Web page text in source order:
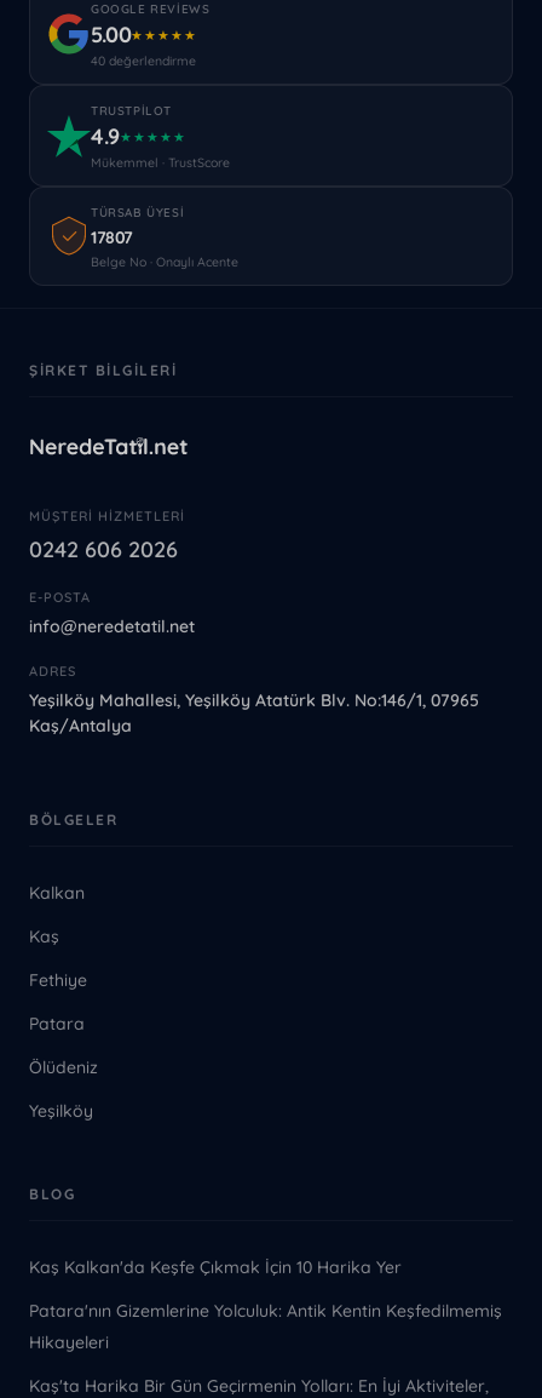
GOOGLE REVIEWS
5.00★★★★★
40 değerlendirme
TRUSTPILOT
4.9★★★★★
Mükemmel · TrustScore
TÜRSAB ÜYESI
17807
Belge No · Onaylı Acente
ŞIRKET BILGILERI
MÜŞTERI HIZMETLERI
0242 606 2026
E-POSTA
info@neredetatil.net
ADRES
Yeşilköy Mahallesi, Yeşilköy Atatürk Blv. No:146/1, 07965
Kaş/Antalya
BÖLGELER
Kalkan
Kaş
Fethiye
Patara
Ölüdeniz
Yeşilköy
BLOG
Kaş Kalkan'da Keşfe Çıkmak İçin 10 Harika Yer
Patara'nın Gizemlerine Yolculuk: Antik Kentin Keşfedilmemiş
Hikayeleri
Kaş'ta Harika Bir Gün Geçirmenin Yolları: En İyi Aktiviteler,